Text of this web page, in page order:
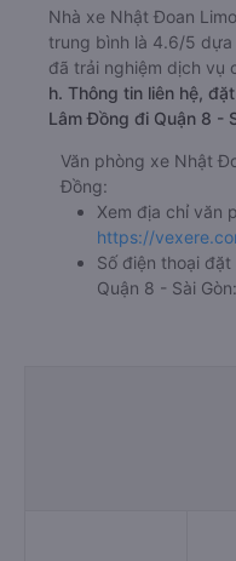
Nhà xe Nhật Đoan
trung bình là 4.6/5
đã trải nghiệm dịch vụ
h. Thông tin liên hệ,
Lâm Đồng đi Quận 8 -
Văn phòng xe Nhật
Đồng:
Xem địa chỉ văn
https://
Số điện thoại
Quận 8 - Sài Gòn: